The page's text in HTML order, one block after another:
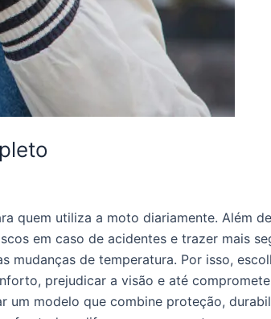
quem utiliza a moto diariamente. Além
em caso de acidentes e trazer mais
mudanças de temperatura. Por isso,
prejudicar a visão e até
um modelo que combine proteção,